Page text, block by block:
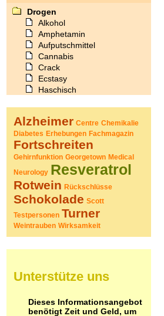
Drogen
Alkohol
Amphetamin
Aufputschmittel
Cannabis
Crack
Ecstasy
Haschisch
Koffein
Kokain
Lachgas
LSD
Marihuana
Medikamente
Meskalin
Metamphetamin
Methadon
Morphin
Poppers
Schlafmittel
Schmerzmittel
Alzheimer Centre Chemikalie
Diabetes Erhebungen Fachmagazin
Fortschreiten
Gehirnfunktion Georgetown Medical
Neurology Resveratrol
Rotwein Rückschlüsse
Schokolade Scott
Testpersonen Turner
Weintrauben Wirksamkeit
Unterstütze uns
Dieses Informationsangebot
benötigt Zeit und Geld, um